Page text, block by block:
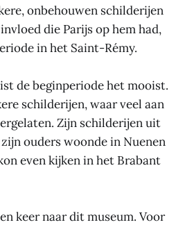
onbehouwen schilderijen
die Parijs op hem had,
in het Saint-Rémy.
de beginperiode het mooist.
schilderijen, waar veel aan
Zijn schilderijen uit
ouders woonde in Nuenen
even kijken in het Brabant
keer naar dit museum. Voor